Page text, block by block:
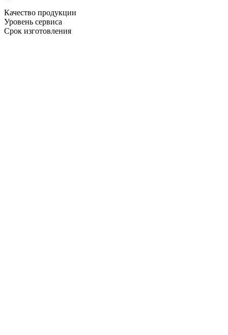
Качество продукции
Уровень сервиса
Срок изготовления